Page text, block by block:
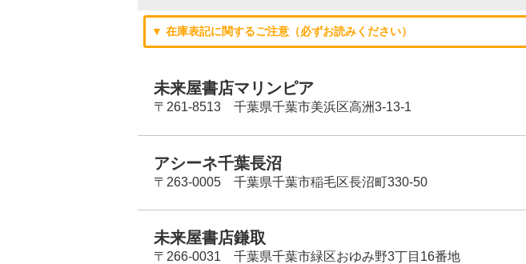
▼ 在庫表記に関するご注意（必ずお読みください）
未来屋書店マリンピア
〒261-8513 千葉県千葉市美浜区高洲3-13-1
アシーネ千葉長沼
〒263-0005 千葉県千葉市稲毛区長沼町330-50
未来屋書店鎌取
〒266-0031 千葉県千葉市緑区おゆみ野3丁目16番地